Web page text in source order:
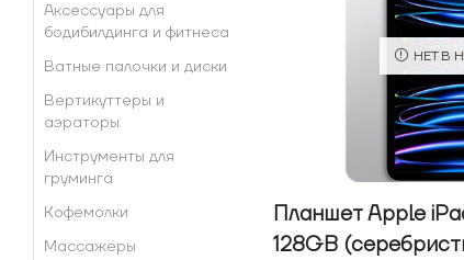
НЕТ В
Планшет Apple
128GB
Аксессуары для
бодибилдинга и фитнеса
Ватные палочки и диски
Вертикуттеры и
аэраторы
Инструменты для
груминга
Кофемолки
Массажеры